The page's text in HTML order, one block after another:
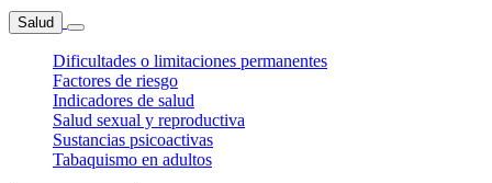
Salud
Dificultades o limitaciones permanentes
Factores de riesgo
Indicadores de salud
Salud sexual y reproductiva
Sustancias psicoactivas
Tabaquismo en adultos